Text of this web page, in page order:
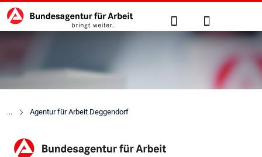
zu den Hauptinhalten springen
Hauptnavigation Suche Anmelden
Agentur für Arbeit Deggendorf
Agentur für Arbeit Regen